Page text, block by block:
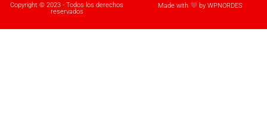
Copyright © 2023 - Todos los derechos
reservados
Made with by WPNORDES